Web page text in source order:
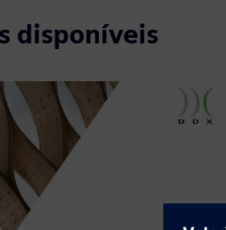
disponíveis